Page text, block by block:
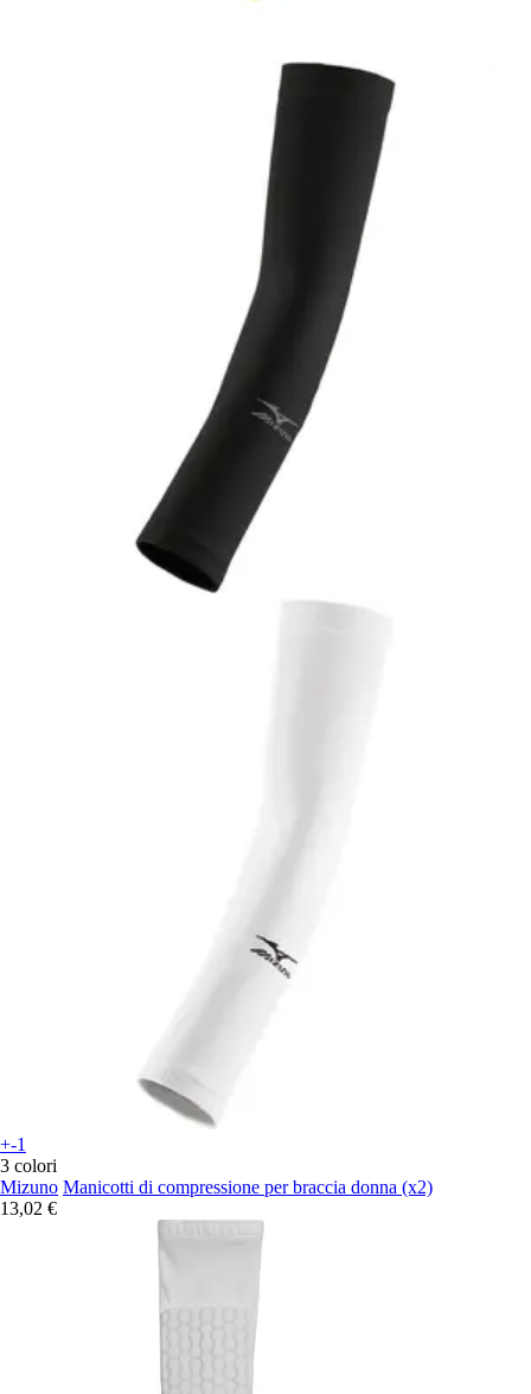
+-1
3 colori
Mizuno Manicotti di compressione per braccia donna (x2)
13,02 €